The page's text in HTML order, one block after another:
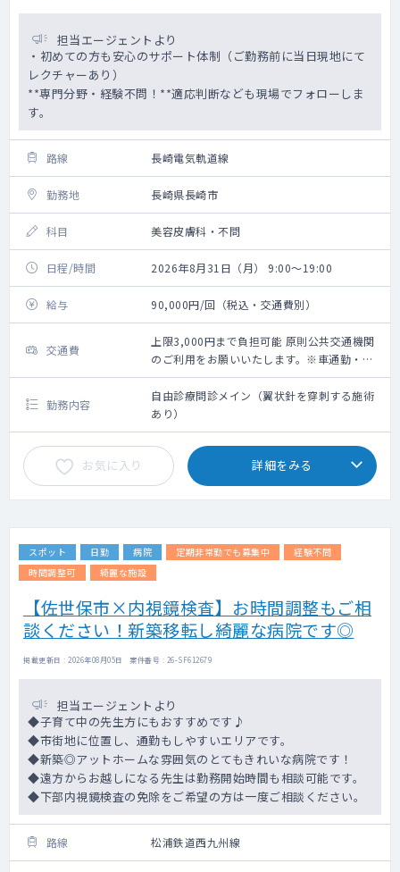
担当エージェントより
・初めての方も安心のサポート体制（ご勤務前に当日現地にて
レクチャーあり）
**専門分野・経験不問！**適応判断なども現場でフォローしま
す。
路線 長崎電気軌道線
勤務地 長崎県長崎市
科目 美容皮膚科・不問
日程/時間 2026年8月31日（月） 9:00～19:00
給与 90,000円/回（税込・交通費別）
交通費
上限3,000円まで負担可能 原則公共交通機関
のご利用をお願いいたします。※車通勤・タ
クシー利用要相談
勤務内容
自由診療問診メイン（翼状針を穿刺する施術
あり）
お気に入り 詳細をみる
スポット 日勤 病院 定期非常勤でも募集中
経験不問
時間調整可
綺麗な施設
【佐世保市×内視鏡検査】お時間調整もご相
談ください！新築移転し綺麗な病院です◎
掲載更新日 : 2026年08月05日 案件番号 : 26-SF612679
担当エージェントより
◆子育て中の先生方にもおすすめです♪
◆市街地に位置し、通勤もしやすいエリアです。
◆新築◎アットホームな雰囲気のとてもきれいな病院です！
◆遠方からお越しになる先生は勤務開始時間も相談可能です。
◆下部内視鏡検査の免除をご希望の方は一度ご相談ください。
路線 松浦鉄道西九州線